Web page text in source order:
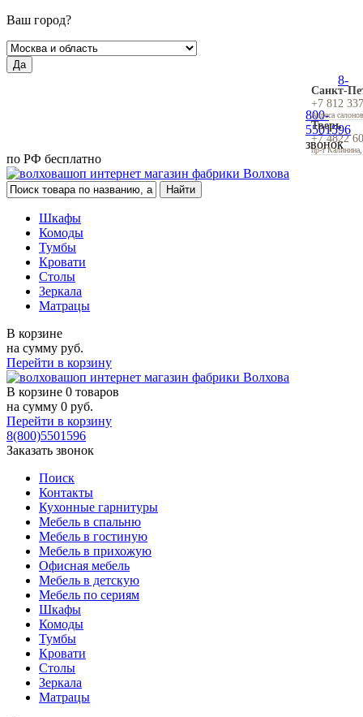
Ваш город?
Да
Санкт-
+7 812
Адреса
Тверь
+7 4822
пр-т
8-
800-
5501596
звонок
по РФ бесплатно
Шкафы
Комоды
Тумбы
Кровати
Столы
Зеркала
Матрацы
В корзине
на сумму руб.
Перейти в корзину
В корзине 0 товаров
на сумму 0 руб.
Перейти в корзину
8(800)5501596
Заказать звонок
Поиск
Контакты
Кухонные гарнитуры
Мебель в спальню
Мебель в гостиную
Мебель в прихожую
Офисная мебель
Мебель в детскую
Мебель по сериям
Шкафы
Комоды
Тумбы
Кровати
Столы
Зеркала
Матрацы